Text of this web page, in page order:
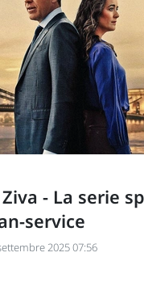
Ziva - La serie
service
2025 07:56